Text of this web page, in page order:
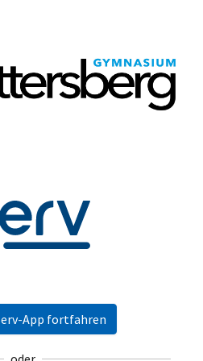
App fortfahren